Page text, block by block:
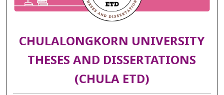
CHULALONGKORN UNIVERSITY
THESES AND DISSERTATIONS
(CHULA ETD)